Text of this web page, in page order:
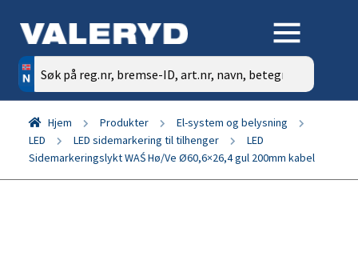
Søk
etter:
Hjem Produkter
El-system og belysning
LED
LED sidemarkering til tilhenger
LED
Sidemarkeringslykt WAŚ Hø/Ve Ø60,6×26,4 gul 200mm kabel